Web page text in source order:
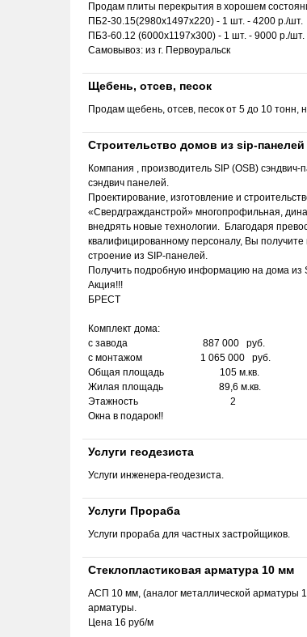
Продам плиты перекрытия в хорошем
ПБ2-30.15(2980х1497х220) - 1 шт. - 4200 р./шт.
ПБ3-60.12 (6000х1197х300) - 1 шт. - 9000 р./шт.
Самовывоз: из г. Первоуральск
Щебень, отсев, песок
Продам щебень, отсев, песок от 5 до 10 тонн,
Строительство домов из sip-панелей
Компания , производитель SIP (OSB) сэндвич-
сэндвич панелей.
Проектирование, изготовление и
«Свердгражданстрой» многопрофильная,
внедрять новые технологии. Благодаря
квалифицированному персоналу, Вы
строение из SIP-панелей.
Получить подробную информацию на дома из
Акция!!!
БРЕСТ
Комплект дома:
с завода 887 000 руб.
с монтажом 1 065 000 руб.
Общая площадь 105 м.кв.
Жилая площадь 89,6 м.кв.
Этажность 2
Окна в подарок!!
Услуги геодезиста
Услуги инженера-геодезиста.
Услуги Прораба
Услуги прораба для частных застройщиков.
Стеклопластиковая арматура 10 мм
АСП 10 мм, (аналог металлической арматуры
арматуры.
Цена 16 руб/м